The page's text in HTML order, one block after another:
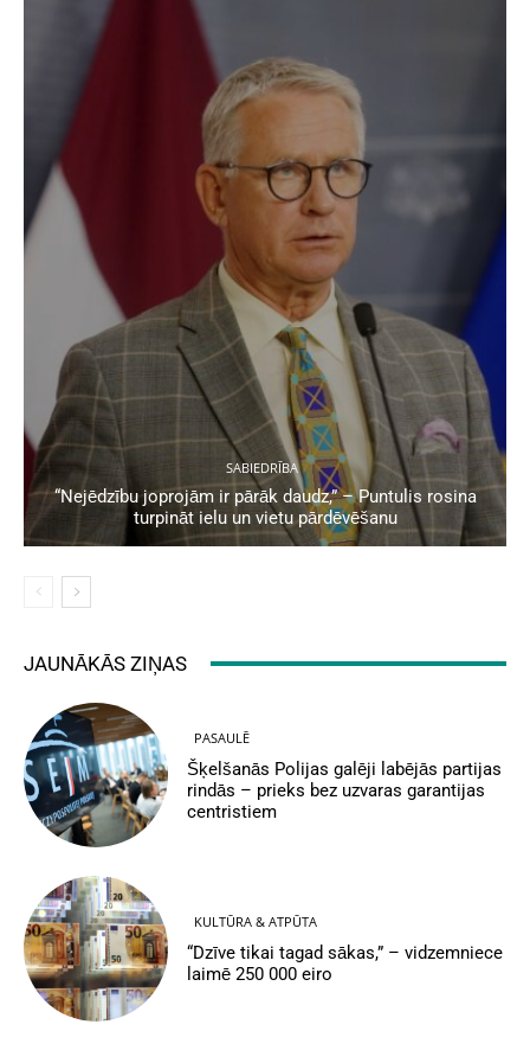
SABIEDRĪBA
“Nejēdzību joprojām ir pārāk daudz,” – Puntulis rosina
turpināt ielu un vietu pārdēvēšanu
JAUNĀKĀS ZIŅAS
PASAULĒ
Šķelšanās Polijas galēji labējās partijas
rindās – prieks bez uzvaras garantijas
centristiem
KULTŪRA & ATPŪTA
“Dzīve tikai tagad sākas,” – vidzemniece
laimē 250 000 eiro